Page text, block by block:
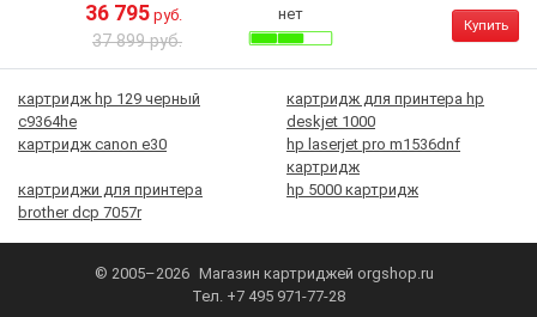
36 795 руб.
37 899 руб.
нет
Купить
картридж hp 129 черный
c9364he
картридж для принтера hp
deskjet 1000
картридж canon e30
hp laserjet pro m1536dnf
картридж
картриджи для принтера
brother dcp 7057r
hp 5000 картридж
© 2005–2026 Магазин картриджей orgshop.ru
Тел. +7 495 971-77-28